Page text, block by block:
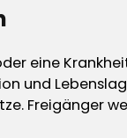
eine
und
Freigänger